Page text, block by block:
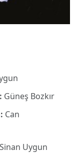
Güneş Bozkır
Can
Uygun